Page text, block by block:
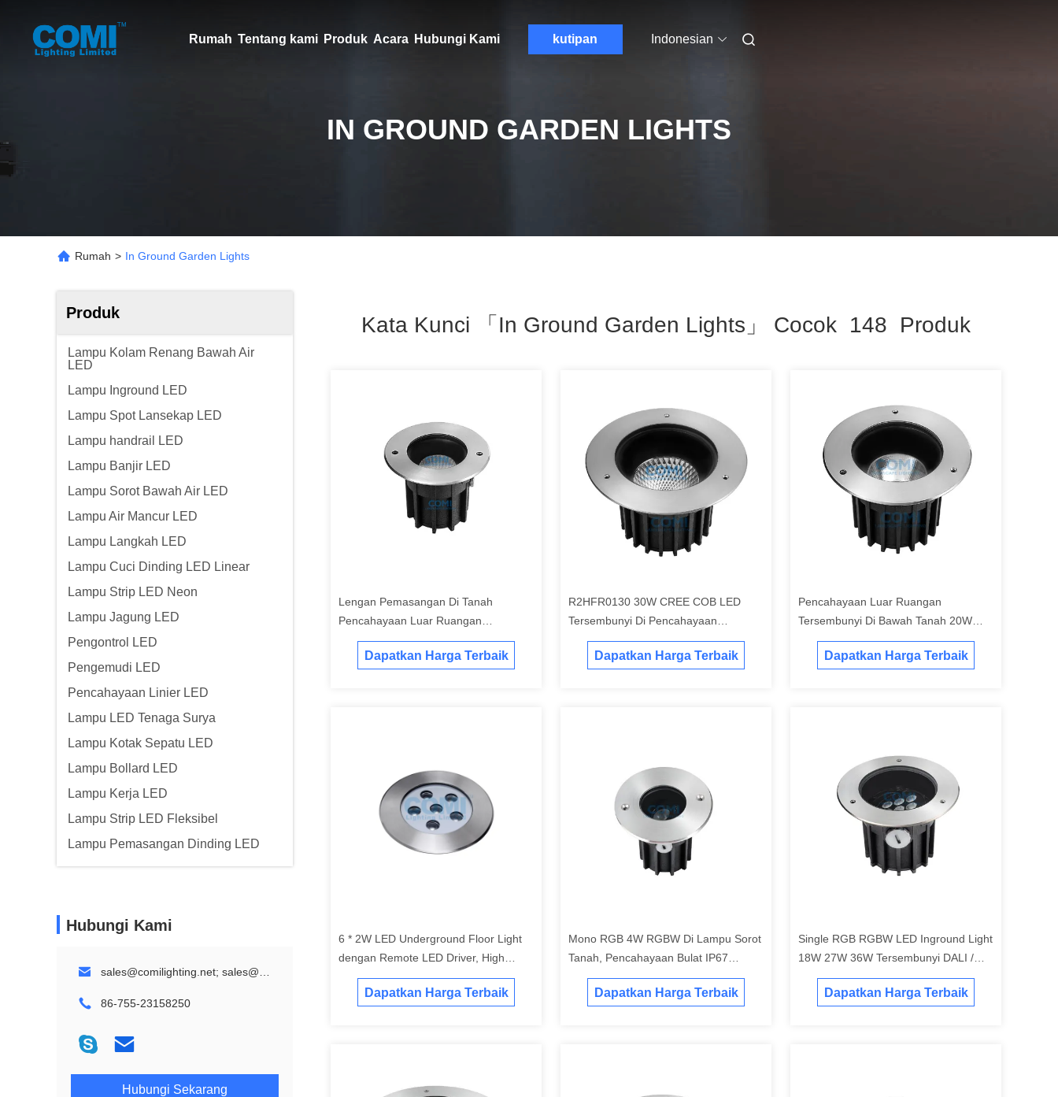
Rumah Tentang kami Produk Acara Hubungi Kami kutipan Indonesian
IN GROUND GARDEN LIGHTS
Rumah > In Ground Garden Lights
Produk
Lampu Kolam Renang Bawah Air
LED
Lampu Inground LED
Lampu Spot Lansekap LED
Lampu handrail LED
Lampu Banjir LED
Lampu Sorot Bawah Air LED
Lampu Air Mancur LED
Lampu Langkah LED
Lampu Cuci Dinding LED Linear
Lampu Strip LED Neon
Lampu Jagung LED
Pengontrol LED
Pengemudi LED
Pencahayaan Linier LED
Lampu LED Tenaga Surya
Lampu Kotak Sepatu LED
Lampu Bollard LED
Lampu Kerja LED
Lampu Strip LED Fleksibel
Lampu Pemasangan Dinding LED
Hubungi Kami
86-755-23158250
Hubungi Sekarang
Kata Kunci 「in Ground Garden Lights」 Cocok 148 Produk
Lengan Pemasangan Di Tanah
Pencahayaan Luar Ruangan
R2HBR0110 10W CREE COB LED
ReflektorDapatkan Harga Terbaik
R2HFR0130 30W CREE COB LED
Tersembunyi Di Pencahayaan
Lansekap Tanah CRI80+ Hingga
105LM/WDapatkan Harga Terbaik
Pencahayaan Luar Ruangan
Tersembunyi Di Bawah Tanah 20W
CREE COB LED 105LM / W Dengan
Lengan Pemasangan
Dapatkan Harga Terbaik
6 * 2W LED Underground Floor Light
dengan Remote LED Driver, High
Power LED In Ground Spotlights
Dapatkan Harga Terbaik
Mono RGB 4W RGBW Di Lampu Sorot
Tanah, Pencahayaan Bulat IP67
24VDC Untuk Luar Ruangan
Dapatkan Harga Terbaik
Single RGB RGBW LED Inground Light
18W 27W 36W Tersembunyi DALI /
PWM 0-10V DMX512 Dukungan
DimmableDapatkan Harga Terbaik